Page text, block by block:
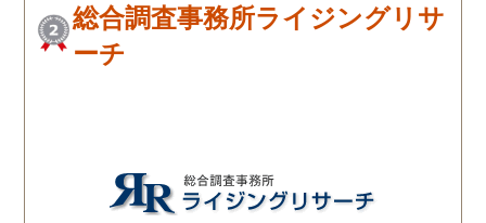
総合調査事務所ライジングリサ
ーチ